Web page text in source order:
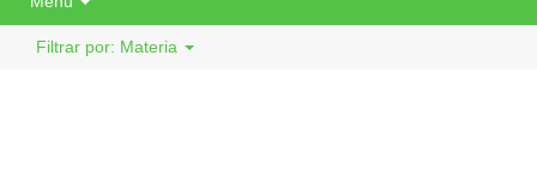
Filtrar por: Materia